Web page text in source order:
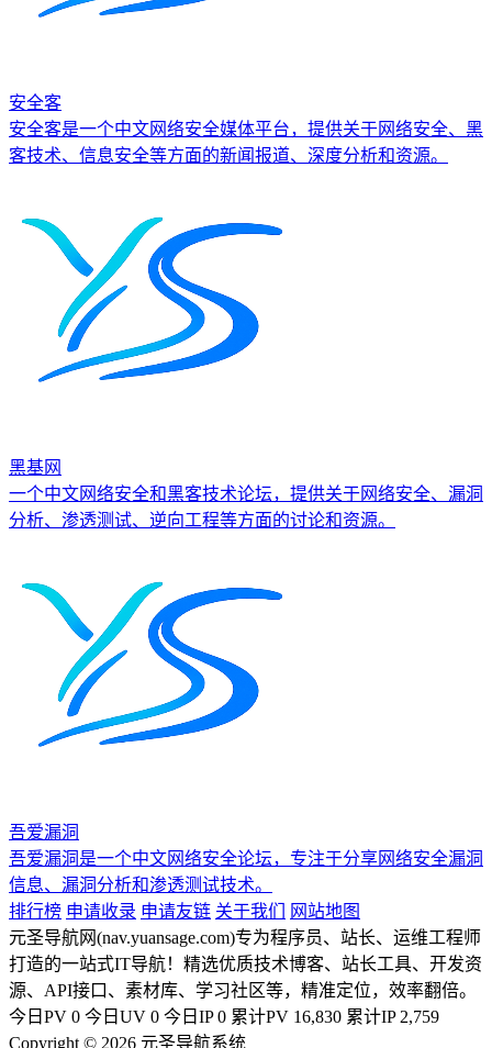
安全客
安全客是一个中文网络安全媒体平台，提供关于网络安全、黑
客技术、信息安全等方面的新闻报道、深度分析和资源。
黑基网
一个中文网络安全和黑客技术论坛，提供关于网络安全、漏洞
分析、渗透测试、逆向工程等方面的讨论和资源。
吾爱漏洞
吾爱漏洞是一个中文网络安全论坛，专注于分享网络安全漏洞
信息、漏洞分析和渗透测试技术。
排行榜 申请收录 申请友链 关于我们
网站地图
元圣导航网(nav.yuansage.com)专为程序员、站长、运维工程师
打造的一站式IT导航！精选优质技术博客、站长工具、开发资
源、API接口、素材库、学习社区等，精准定位，效率翻倍。
今日PV 0 今日UV 0 今日IP0 累计PV 16,830 累计IP 2,759
Copyright © 2026 元圣导航系统